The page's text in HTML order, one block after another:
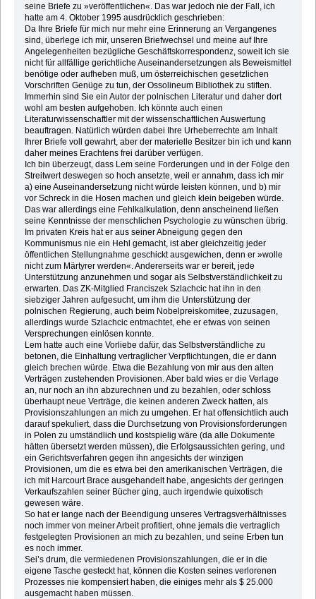
seine Briefe zu »veröffentlichen«. Das war jedoch nie der Fall, ich
hatte am 4. Oktober 1995 ausdrücklich geschrieben:
Da Ihre Briefe für mich nur mehr eine Erinnerung an Vergangenes
sind, überlege ich mir, unseren Briefwechsel und meine auf Ihre
Angelegenheiten bezügliche Geschäftskorrespondenz, soweit ich sie
nicht für allfällige gerichtliche Auseinandersetzungen als Beweismittel
benötige oder aufheben muß, um österreichischen gesetzlichen
Vorschriften Genüge zu tun, der Ossolineum Bibliothek zu stiften.
Immerhin sind Sie ein Autor der polnischen Literatur und daher dort
wohl am besten aufgehoben. Ich könnte auch einen
Literaturwissenschaftler mit der wissenschaftlichen Auswertung
beauftragen. Natürlich würden dabei Ihre Urheberrechte am Inhalt
Ihrer Briefe voll gewahrt, aber der materielle Besitzer bin ich und kann
daher meines Erachtens frei darüber verfügen.
Ich bin überzeugt, dass Lem seine Forderungen und in der Folge den
Streitwert deswegen so hoch ansetzte, weil er annahm, dass ich mir
a) eine Auseinandersetzung nicht würde leisten können, und b) mir
vor Schreck in die Hosen machen und gleich klein beigeben würde.
Das war allerdings eine Fehlkalkulation, denn anscheinend ließen
seine Kenntnisse der menschlichen Psychologie zu wünschen übrig.
Im privaten Kreis hat er aus seiner Abneigung gegen den
Kommunismus nie ein Hehl gemacht, ist aber gleichzeitig jeder
öffentlichen Stellungnahme geschickt ausgewichen, denn er »wolle
nicht zum Märtyrer werden«. Andererseits war er bereit, jede
Unterstützung anzunehmen und sogar als Selbstverständlichkeit zu
erwarten. Das ZK-Mitglied Franciszek Szlachcic hat ihn in den
siebziger Jahren aufgesucht, um ihm die Unterstützung der
polnischen Regierung, auch beim Nobelpreiskomitee, zuzusagen,
allerdings wurde Szlachcic entmachtet, ehe er etwas von seinen
Versprechungen einlösen konnte.
Lem hatte auch eine Vorliebe dafür, das Selbstverständliche zu
betonen, die Einhaltung vertraglicher Verpflichtungen, die er dann
gleich brechen würde. Etwa die Bezahlung von mir aus den alten
Verträgen zustehenden Provisionen. Aber bald wies er die Verlage
an, nur noch an ihn abzurechnen und zu bezahlen, oder schloss
überhaupt neue Verträge, die keinen anderen Zweck hatten, als
Provisionszahlungen an mich zu umgehen. Er hat offensichtlich auch
darauf spekuliert, dass die Durchsetzung von Provisionsforderungen
in Polen zu umständlich und kostspielig wäre (da alle Dokumente
hätten übersetzt werden müssen), die Erfolgsaussichten gering, und
ein Gerichtsverfahren gegen ihn angesichts der winzigen
Provisionen, um die es etwa bei den amerikanischen Verträgen, die
ich mit Harcourt Brace ausgehandelt habe, angesichts der geringen
Verkaufszahlen seiner Bücher ging, auch irgendwie quixotisch
gewesen wäre.
So hat er lange nach der Beendigung unseres Vertragsverhältnisses
noch immer von meiner Arbeit profitiert, ohne jemals die vertraglich
festgelegten Provisionen an mich zu bezahlen, und seine Erben tun
es noch immer.
Sei’s drum, die vermiedenen Provisionszahlungen, die er in die
eigene Tasche gesteckt hat, können die Kosten seines verlorenen
Prozesses nie kompensiert haben, die einiges mehr als $ 25.000
ausgemacht haben müssen.